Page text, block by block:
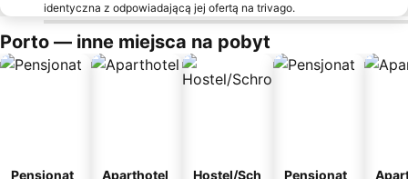
identyczna z odpowiadającą jej ofertą na trivago.
Porto — inne miejsca na pobyt
Pensjonat Aparthotel
Hostel/Sch
Pensjonat